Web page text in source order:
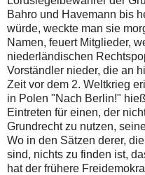
Bahro und Havemann bis
würde, weckte man sie
Namen, feuert Mitglieder,
niederländischen
Vorständler nieder, die an
Zeit vor dem 2. Weltkrieg
in Polen "Nach Berlin!"
Eintreten für einen, der
Grundrecht zu nutzen,
Wo in den Sätzen derer,
sind, nichts zu finden ist,
hat der frühere